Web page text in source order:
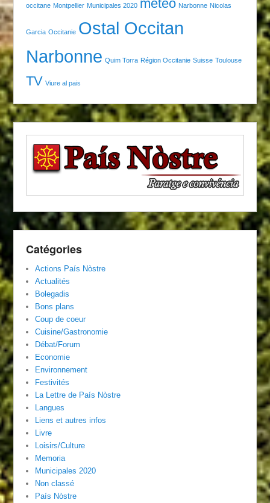
occitane Montpellier Municipales 2020 météo Narbonne Nicolas
Garcia Occitanie Ostal Occitan
Narbonne Quim Torra Région Occitanie Suisse Toulouse
TV Viure al pais
Catégories
Actions País Nòstre
Actualités
Bolegadis
Bons plans
Coup de coeur
Cuisine/Gastronomie
Débat/Forum
Economie
Environnement
Festivités
La Lettre de País Nòstre
Langues
Liens et autres infos
Livre
Loisirs/Culture
Memoria
Municipales 2020
Non classé
País Nòstre